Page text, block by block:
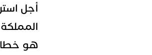
أجل
هو خطاب